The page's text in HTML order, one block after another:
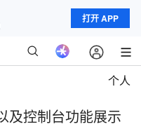
打开 APP
个人
及控制台功能展示